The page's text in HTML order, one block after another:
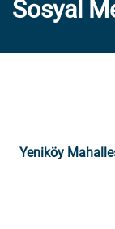
Sosyal
Yeniköy